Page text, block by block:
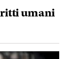
umani